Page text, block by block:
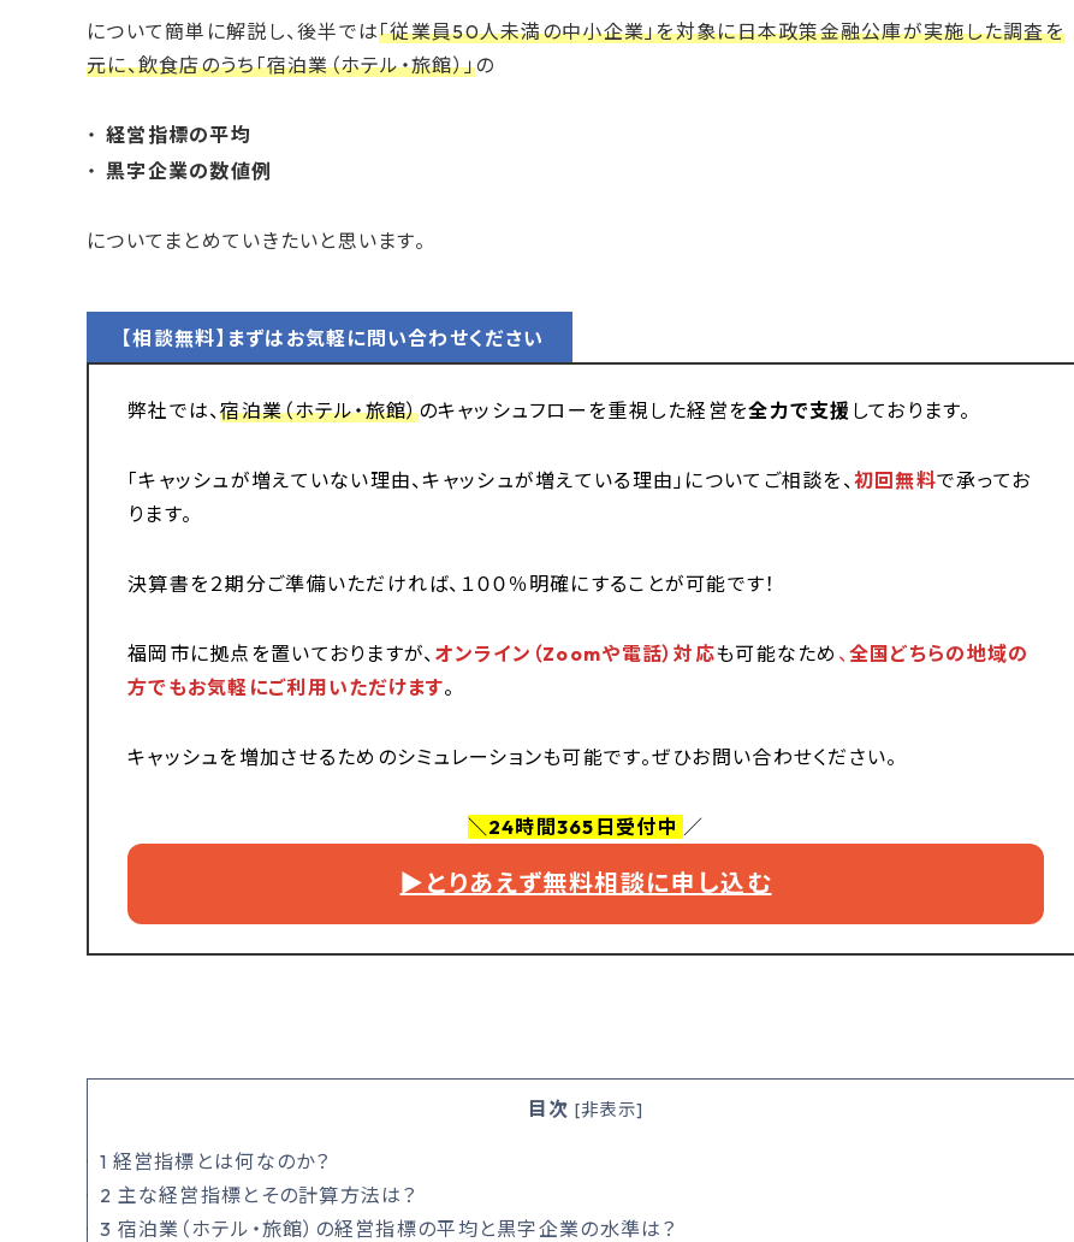
について簡単に解説し、後半では「従業員50人未満の中小企業」を対象に日本政策金融公庫が実施した調査を
元に、飲食店のうち「宿泊業（ホテル・旅館）」の
経営指標の平均
黒字企業の数値例
についてまとめていきたいと思います。
【相談無料】まずはお気軽に問い合わせください
弊社では、宿泊業（ホテル・旅館）のキャッシュフローを重視した経営を全力で支援 しております。
「キャッシュが増えていない理由、キャッシュが増えている理由」についてご相談を、 初回無料で承ってお
ります。
決算書を２期分ご準備いただければ、１００％明確にすることが可能です！
福岡市に拠点を置いておりますが、 オンライン（Zoomや電話）対応も可能なため 、 全国どちらの地域の
方でもお気軽にご利用いただけます。
キャッシュを増加させるためのシミュレーションも可能です。ぜひお問い合わせください。
＼24時間365日受付中 ／
▶︎とりあえず無料相談に申し込む
目次 [非表示]
1 経営指標とは何なのか？
2 主な経営指標とその計算方法は？
3 宿泊業（ホテル・旅館）の経営指標の平均と黒字企業の水準は？